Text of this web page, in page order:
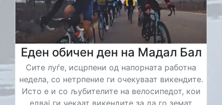
Еден обичен ден на Мадал Бал
Сите луѓе, исцрпени од напорната работна
недела, со нетрпение ги очекуваат викендите.
Исто е и со љубителите на велосипедот, кои
едвај ги чекаат викендите за да го земат